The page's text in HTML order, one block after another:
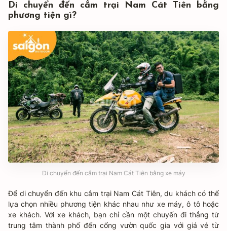
Di chuyển đến cắm trại Nam Cát Tiên bằng
phương tiện gì?
Di chuyển đến cắm trại Nam Cát Tiên bằng xe máy
Để di chuyển đến khu cắm trại Nam Cát Tiên, du khách có thể
lựa chọn nhiều phương tiện khác nhau như xe máy, ô tô hoặc
xe khách. Với xe khách, bạn chỉ cần một chuyến đi thẳng từ
trung tâm thành phố đến cổng vườn quốc gia với giá vé từ